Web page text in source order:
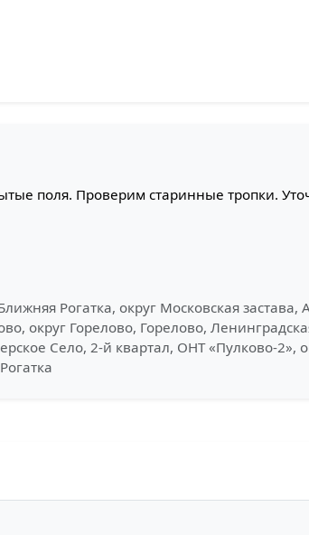
поля. Проверим старинные тропки.
Рогатка, округ Московская застава,
округ Горелово, Горелово,
Село, 2-й квартал, ОНТ «Пулково-2»,